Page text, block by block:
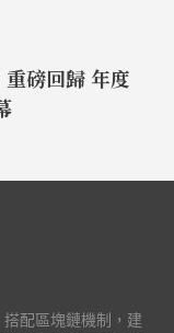
磅回歸 年度
配區塊鏈機制，建